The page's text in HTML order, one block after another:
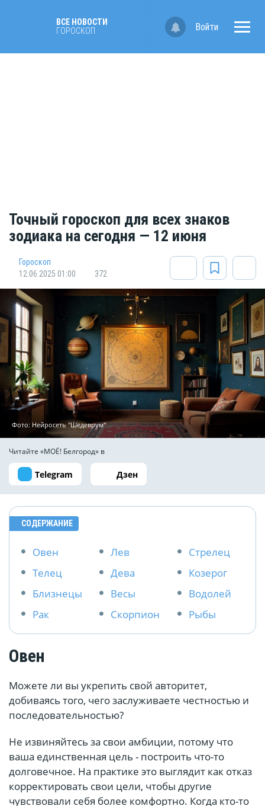
ВСЕ НОВОСТИ
ГОРОСКОП
Войти
Точный гороскоп для всех знаков
зодиака на сегодня — 12 июня
Гороскоп
12.06.2025 01:00
372
Фото: Нейросеть "Шедеврум"
Читайте «МОЁ! Белгород» в
Telegram Дзен
СОДЕРЖАНИЕ
Овен
Телец
Близнецы
Рак
Лев
Дева
Весы
Скорпион
Стрелец
Козерог
Водолей
Рыбы
Овен
Можете ли вы укрепить свой авторитет,
добиваясь того, чего заслуживаете честностью и
последовательностью?
Не извиняйтесь за свои амбиции, потому что
ваша единственная цель - построить что-то
долговечное. На практике это выглядит как отказ
корректировать свои цели, чтобы другие
чувствовали себя более комфортно. Когда кто-то